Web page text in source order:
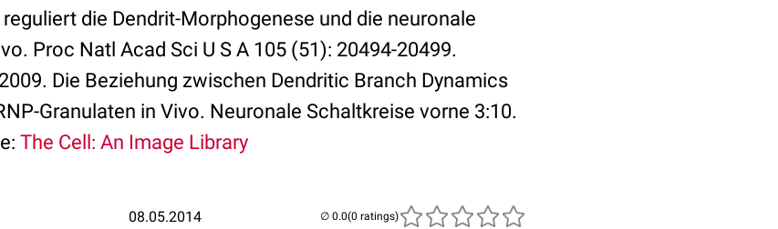
die Dendrit-Morphogenese und die neuronale
Proc Natl Acad Sci U S A 105 (51): 20494-20499.
Die Beziehung zwischen Dendritic Branch Dynamics
Granulaten in Vivo. Neuronale Schaltkreise vorne 3:10.
The Cell: An Image Library
08.05.2014 (0 ratings)